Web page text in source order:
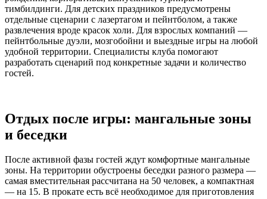
тимбилдинги. Для детских праздников предусмотрены
отдельные сценарии с лазертагом и пейнтболом, а также
развлечения вроде красок холи. Для взрослых компаний —
пейнтбольные дуэли, мозгобойни и выездные игры на любой
удобной территории. Специалисты клуба помогают
разработать сценарий под конкретные задачи и количество
гостей.
Отдых после игры: мангальные зоны
и беседки
После активной фазы гостей ждут комфортные мангальные
зоны. На территории обустроены беседки разного размера —
самая вместительная рассчитана на 50 человек, а компактная
— на 15. В прокате есть всё необходимое для приготовления